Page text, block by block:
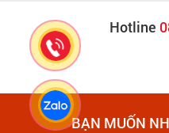
Hotline
BẠN MUỐN